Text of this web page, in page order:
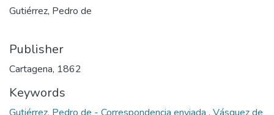
Gutiérrez, Pedro de
Publisher
Cartagena, 1862
Keywords